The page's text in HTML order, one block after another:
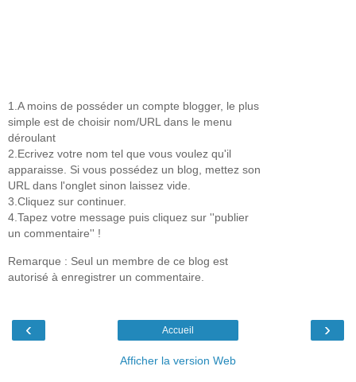
1.A moins de posséder un compte blogger, le plus
simple est de choisir nom/URL dans le menu
déroulant
2.Ecrivez votre nom tel que vous voulez qu'il
apparaisse. Si vous possédez un blog, mettez son
URL dans l'onglet sinon laissez vide.
3.Cliquez sur continuer.
4.Tapez votre message puis cliquez sur ''publier
un commentaire'' !
Remarque : Seul un membre de ce blog est
autorisé à enregistrer un commentaire.
‹ ›
Accueil
Afficher la version Web